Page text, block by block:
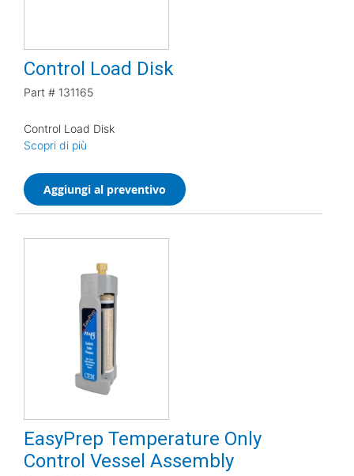
Control Load Disk
Part # 131165
Control Load Disk
Scopri di più
Aggiungi al preventivo
EasyPrep Temperature Only
Control Vessel Assembly